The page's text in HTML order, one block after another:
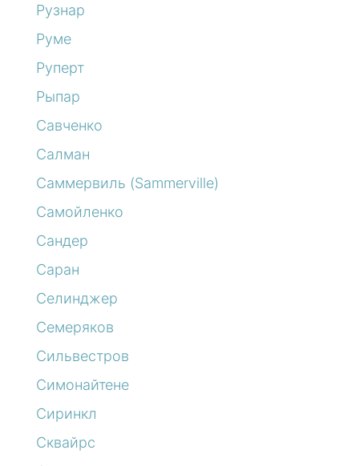
Рузнар
Руме
Руперт
Рыпар
Савченко
Салман
Саммервиль (Sammerville)
Самойленко
Сандер
Саран
Селинджер
Семеряков
Сильвестров
Симонайтене
Сиринкл
Сквайрс